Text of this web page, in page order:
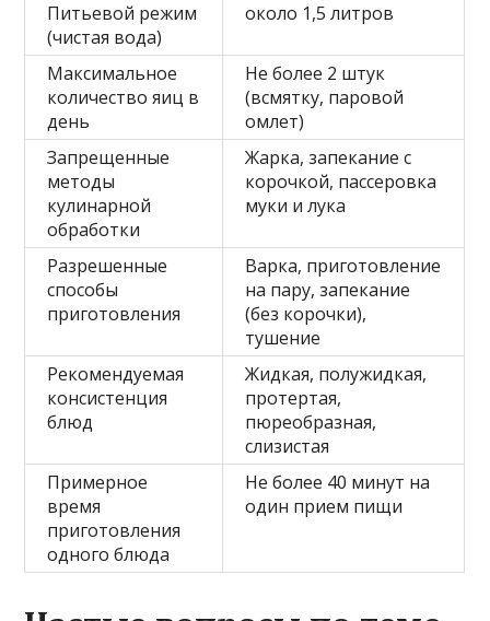
Питьевой режим
(чистая вода)
около 1,5 литров
Максимальное
количество яиц в
день
Не более 2 штук
(всмятку, паровой
омлет)
Запрещенные
методы
кулинарной
обработки
Жарка, запекание с
корочкой, пассеровка
муки и лука
Разрешенные
способы
приготовления
Варка, приготовление
на пару, запекание
(без корочки),
тушение
Рекомендуемая
консистенция
блюд
Жидкая, полужидкая,
протертая,
пюреобразная,
слизистая
Примерное
время
приготовления
одного блюда
Не более 40 минут на
один прием пищи